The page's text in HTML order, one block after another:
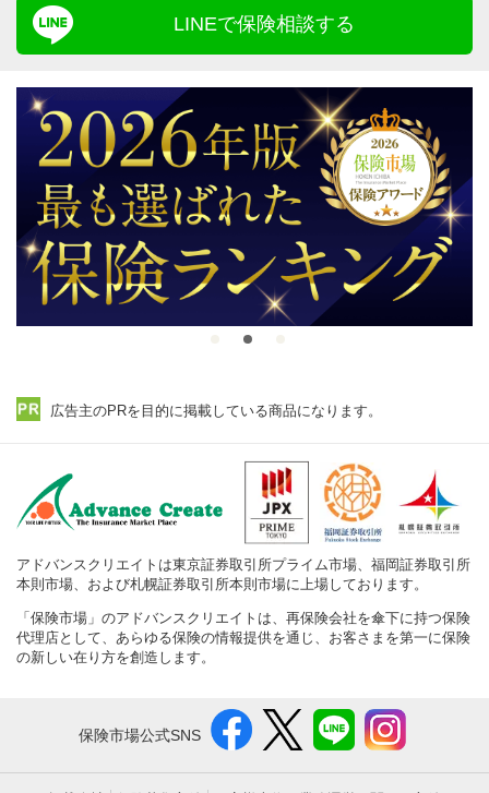
LINEで保険相談する
広告主のPRを目的に掲載している商品になります。
アドバンスクリエイトは東京証券取引所プライム市場、福岡証券取引所
本則市場、および札幌証券取引所本則市場に上場しております。
「保険市場」のアドバンスクリエイトは、再保険会社を傘下に持つ保険
代理店として、あらゆる保険の情報提供を通じ、お客さまを第一に保険
の新しい在り方を創造します。
保険市場公式SNS